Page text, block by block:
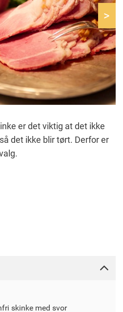
>
er det viktig at det ikke
det ikke blir tørt. Derfor er
skinke med svor